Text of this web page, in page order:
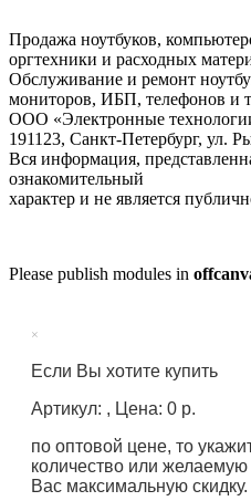
Продажа ноутбуков,
оргтехники и расходных
Обслуживание и ремонт
мониторов, ИБП, телефонов и
ООО «Электронные
191123, Санкт-Петербург, ул.
Вся информация,
ознакомительный
характер и не является
Please publish modules in
×
Если Вы хотите купить
Артикул: , Цена: 0 р.
по оптовой цене, то
количество или
Вас максимальную скидку.